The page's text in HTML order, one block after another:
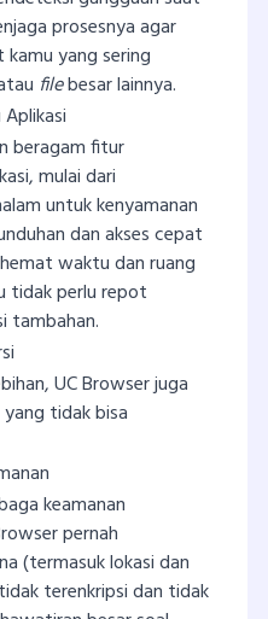
prosesnya agar
kamu yang sering
filebesar lainnya.
beragam fitur
mulai dari
untuk kenyamanan
dan akses cepat
waktu dan ruang
tidak perlu repot
tambahan.
UC Browser juga
tidak bisa
keamanan
pernah
(termasuk lokasi dan
terenkripsi dan tidak